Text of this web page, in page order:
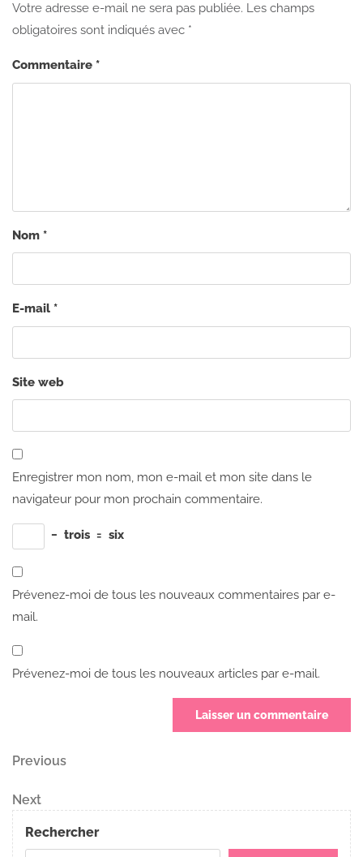
Votre adresse e-mail ne sera pas publiée. Les champs
obligatoires sont indiqués avec *
Commentaire *
Nom *
E-mail *
Site web
Enregistrer mon nom, mon e-mail et mon site dans le
navigateur pour mon prochain commentaire.
− trois = six
Prévenez-moi de tous les nouveaux commentaires par e-
mail.
Prévenez-moi de tous les nouveaux articles par e-mail.
Navigation
de
l’article
Previous
Previous
Next
Post
Next
Rechercher